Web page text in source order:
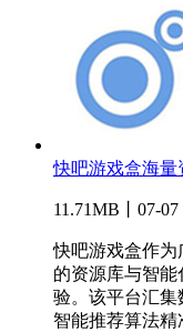
快吧游戏盒海量
11.71MB丨07-07
快吧游戏盒作为
的资源库与智
验。该平台汇集
智能推荐算法